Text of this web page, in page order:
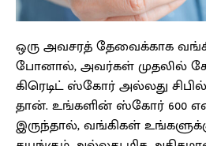
ஒரு அவசரத் தேவைக்காக
போனால், அவர்கள் முதலில்
கிரெடிட் ஸ்கோர் அல்லது
தான். உங்களின் ஸ்கோர் 600
இருந்தால், வங்கிகள்